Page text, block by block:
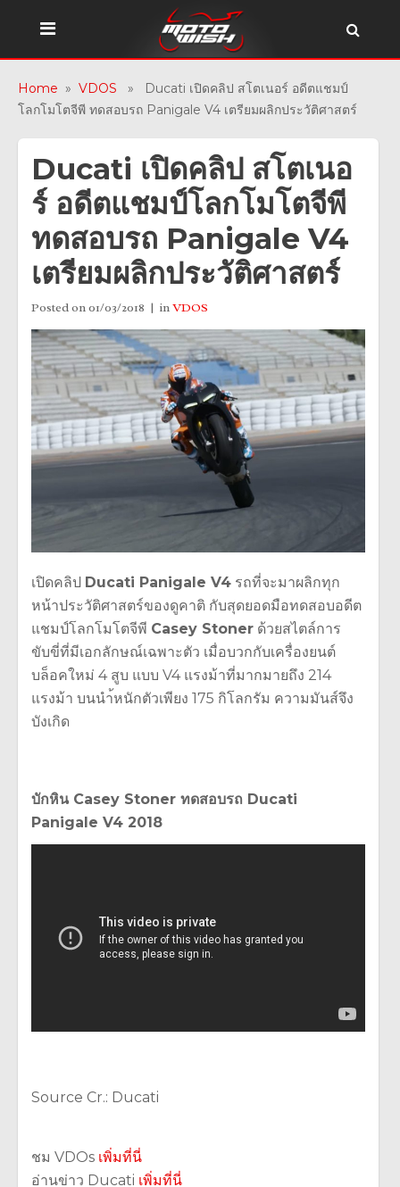
Home » VDOS » Ducati เปิดคลิป สโตเนอร์ อดีตแชมป์
โลกโมโตจีพี ทดสอบรถ Panigale V4 เตรียมผลิกประวัติศาสตร์
Ducati เปิดคลิป สโตเนอ
ร์ อดีตแชมป์โลกโมโตจีพี
ทดสอบรถ Panigale V4
เตรียมผลิกประวัติศาสตร์
Posted on01/03/2018 inVDOS
เปิดคลิป Ducati Panigale V4 รถที่จะมาผลิกทุก
หน้าประวัติศาสตร์ของดูคาติ กับสุดยอดมือทดสอบอดีต
แชมป์โลกโมโตจีพี Casey Stoner ด้วยสไตล์การ
ขับขี่ที่มีเอกลักษณ์เฉพาะตัว เมื่อบวกกับเครื่องยนต์
บล็อคใหม่ 4 สูบ แบบ V4 แรงม้าที่มากมายถึง 214
แรงม้า บนนำ้หนักตัวเพียง 175 กิโลกรัม ความมันส์จึง
บังเกิด
บักหิน Casey Stoner ทดสอบรถ Ducati
Panigale V4 2018
Source Cr.: Ducati
ชม VDOs เพิ่มที่นี่
อ่านข่าว Ducati เพิ่มที่นี่